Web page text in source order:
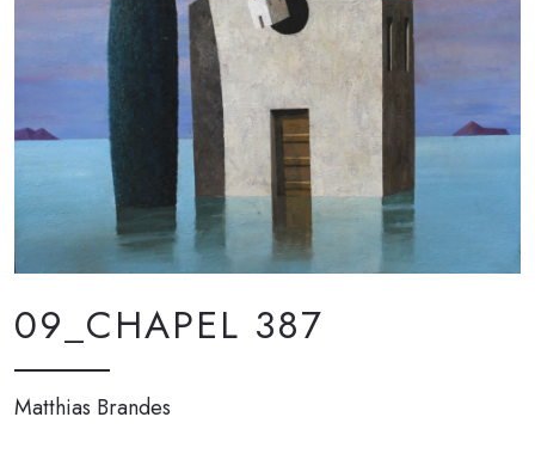
09_CHAPEL 387
Matthias Brandes